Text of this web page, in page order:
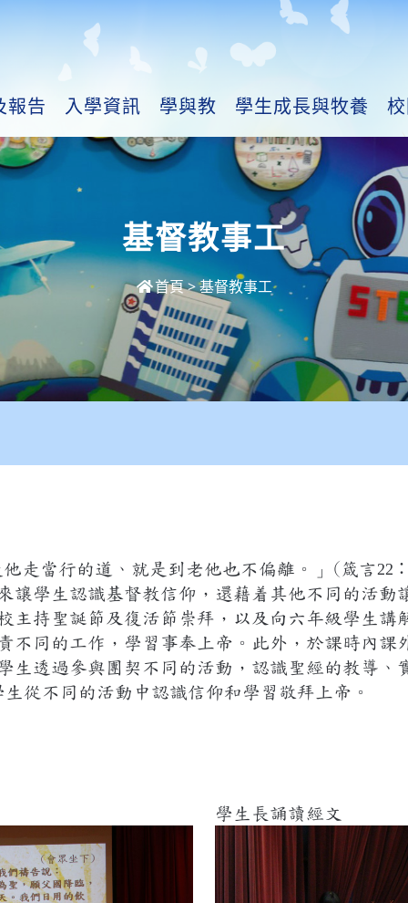
報告 入學資訊 學與教 學生成長與牧養
基督教事工
首頁>基督教事工
走當行的道、就是到老他也不偏離。」(箴言22
讓學生認識基督教信仰，還藉着其他不同的活動
主持聖誕節及復活節崇拜，以及向六年級學生講
不同的工作，學習事奉上帝。此外，於課時內課
生透過參與團契不同的活動，認識聖經的教導、
從不同的活動中認識信仰和學習敬拜上帝。
學生長誦讀經文